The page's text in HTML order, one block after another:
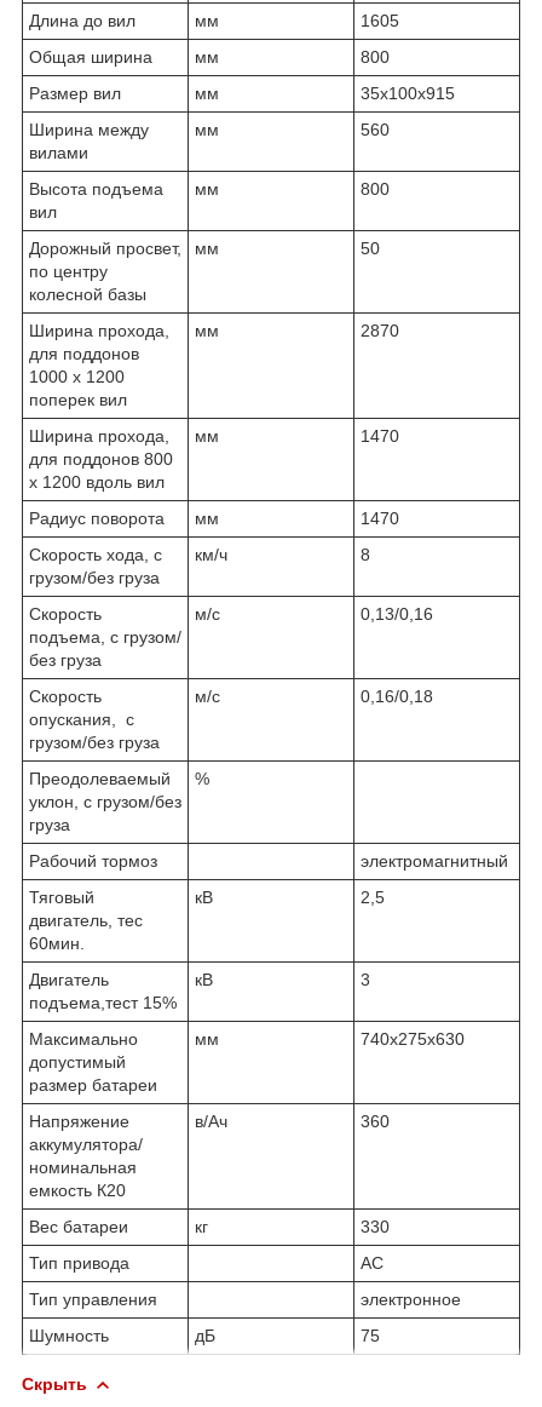
Длина до вил мм
1605
Общая ширина
мм
800
Размер вил
мм
35х100х915
Ширина между
вилами
мм 560
Высота подъема
вил
мм 800
Дорожный просвет,
по центру
колесной базы
мм 50
Ширина прохода,
для поддонов
1000 х 1200
поперек вил
мм 2870
Ширина прохода,
для поддонов 800
х 1200 вдоль вил
мм 1470
Радиус поворота мм
1470
Скорость хода, с
грузом/без груза
км/ч 8
Скорость
подъема, с грузом/
без груза
м/с 0,13/0,16
Скорость
опускания, с
грузом/без груза
м/с 0,16/0,18
Преодолеваемый
уклон, с грузом/без
груза
%
Рабочий тормоз
электромагнитный
Тяговый
двигатель, тес
60мин.
кВ 2,5
Двигатель
подъема,тест 15%
кВ 3
Максимально
допустимый
размер батареи
мм 740х275х630
Напряжение
аккумулятора/
номинальная
емкость К20
в/Ач 360
Вес батареи кг
330
Тип привода
AC
Тип управления
электронное
Шумность
дБ 75
Скрыть